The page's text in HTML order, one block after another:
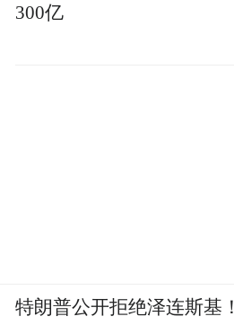
300亿
特朗普公开拒绝泽连斯基！